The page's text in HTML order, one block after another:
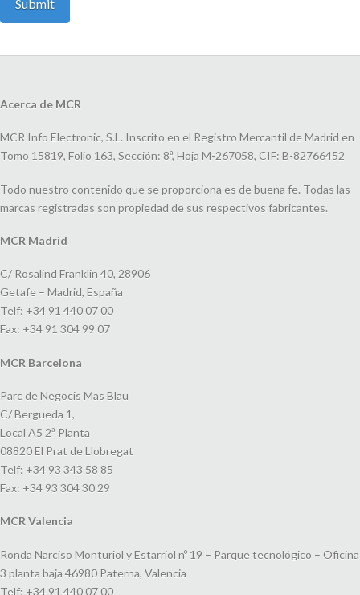
Acerca de MCR
MCR Info Electronic, S.L. Inscrito en el Registro Mercantil de Madrid en
Tomo 15819, Folio 163, Sección: 8ª, Hoja M-267058, CIF: B-82766452
Todo nuestro contenido que se proporciona es de buena fe. Todas las
marcas registradas son propiedad de sus respectivos fabricantes.
MCR Madrid
C/ Rosalind Franklin 40, 28906
Getafe – Madrid, España
Telf: +34 91 440 07 00
Fax: +34 91 304 99 07
MCR Barcelona
Parc de Negocis Mas Blau
C/ Bergueda 1,
Local A5 2ª Planta
08820 El Prat de Llobregat
Telf: +34 93 343 58 85
Fax: +34 93 304 30 29
MCR Valencia
Ronda Narciso Monturiol y Estarriol nº 19 – Parque tecnológico – Oficina
3 planta baja 46980 Paterna, Valencia
Telf: +34 91 440 07 00